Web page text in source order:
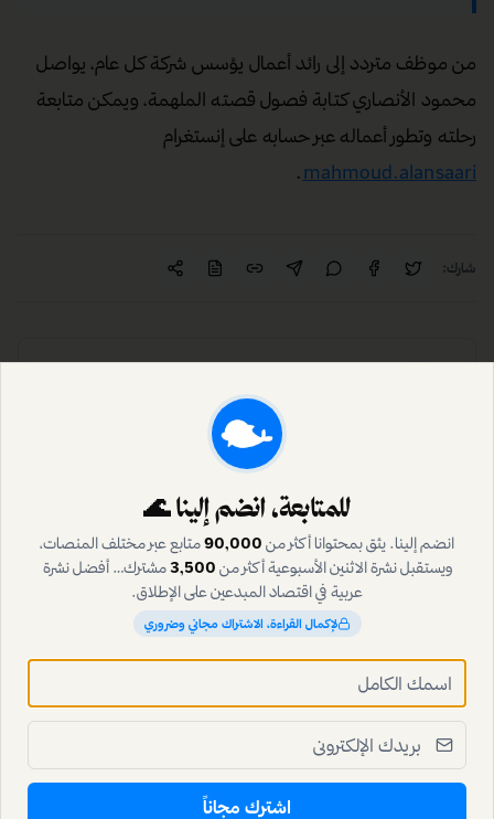
المناسبين، وقرر على إثرها التنحي عن إدارة تلك الشركة مع
الاحتفاظ بحصته فيها.
رسالته لرواد الأعمال الجدد بسيطة وعميقة:
"تقبل دائماً النقد من أصحاب الخبرة، واستمع دائماً
لكسر حاجز الخوف وخوض التجربة، حتى بدون خبرة
من موظف متردد إلى رائد أعمال يؤسس شركة كل عام، يواصل
محمود الأنصاري كتابة فصول قصته الملهمة، ويمكن متابعة
رحلته وتطور أعماله عبر حسابه على إنستغرام
شارك:
أ
كتبه
أريج الخالدي
عضو فريق التحرير
للمتابعة، انضم إلينا 🌊
انضم إلينا. يثق بمحتوانا أكثر من 90,000متابع عبر مختلف المنصات،
ويستقبل نشرة الاثنين الأسبوعية أكثر من 3,500مشترك… أفضل نشرة
عربية في اقتصاد المبدعين على الإطلاق.
لإكمال القراءة، الاشتراك مجاني وضروري
اشترك مجاناً